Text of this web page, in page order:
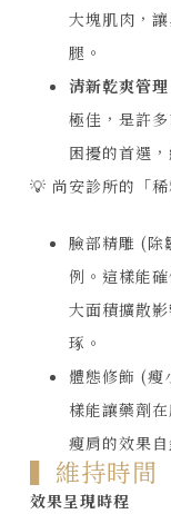
大塊肌肉，
腿。
清新乾爽管理
極佳，是許
困擾的首選
💡 尚安診所的「
臉部精雕 (除
例。這樣能
大面積擴散
琢。
體態修飾 (瘦
樣能讓藥劑
瘦肩的效果
▍維持時間
效果呈現時程